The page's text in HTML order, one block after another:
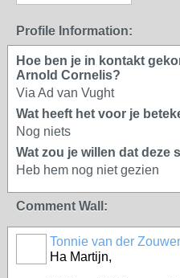
Profile Information:
Hoe ben je in kontakt
Arnold Cornelis?
Via Ad van Vught
Wat heeft het voor je
Nog niets
Wat zou je willen dat deze
Heb hem nog niet gezien
Comment Wall:
Tonnie van der
Ha Martijn,